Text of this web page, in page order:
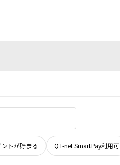
トが貯まる QT-net SmartPay利用可